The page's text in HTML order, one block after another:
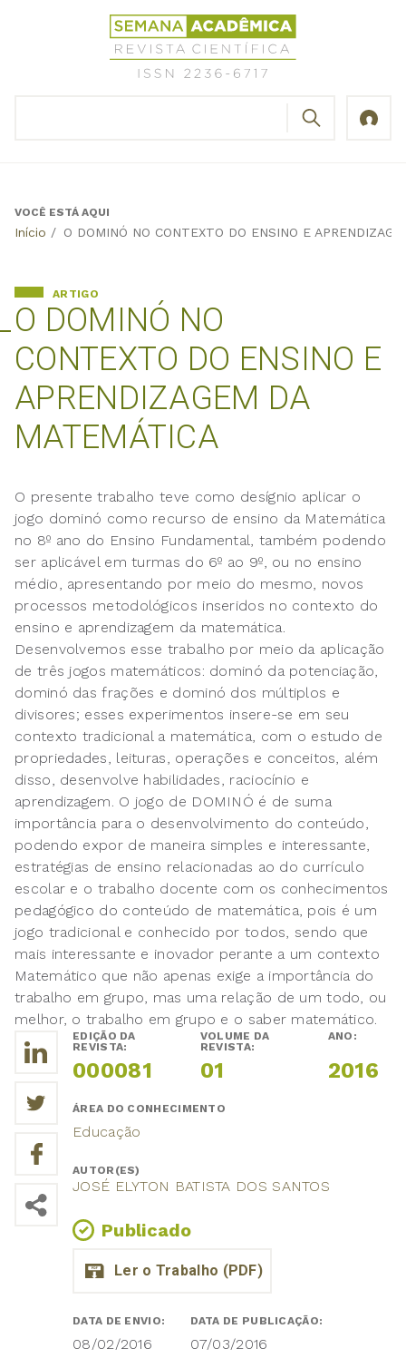
Revista
Científica
Semana
Back
VOCÊ ESTÁ AQUI
Início / O DOMINÓ NO CONTEXTO DO ENSINO E
O DOMINÓ NO
CONTEXTO DO ENSINO E
APRENDIZAGEM DA
MATEMÁTICA
ARTIGO
O presente trabalho teve como desígnio aplicar o
jogo dominó como recurso de ensino da Matemática
no 8º ano do Ensino Fundamental, também podendo
ser aplicável em turmas do 6º ao 9º, ou no ensino
médio, apresentando por meio do mesmo, novos
processos metodológicos inseridos no contexto do
ensino e aprendizagem da matemática.
Desenvolvemos esse trabalho por meio da aplicação
de três jogos matemáticos: dominó da potenciação,
dominó das frações e dominó dos múltiplos e
divisores; esses experimentos insere-se em seu
contexto tradicional a matemática, com o estudo de
propriedades, leituras, operações e conceitos, além
disso, desenvolve habilidades, raciocínio e
aprendizagem. O jogo de DOMINÓ é de suma
importância para o desenvolvimento do conteúdo,
podendo expor de maneira simples e interessante,
estratégias de ensino relacionadas ao do currículo
escolar e o trabalho docente com os conhecimentos
pedagógico do conteúdo de matemática, pois é um
jogo tradicional e conhecido por todos, sendo que
mais interessante e inovador perante a um contexto
Matemático que não apenas exige a importância do
trabalho em grupo, mas uma relação de um todo, ou
melhor, o trabalho em grupo e o saber matemático.
EDIÇÃO DA
REVISTA:
000081
VOLUME DA
REVISTA:
01
ANO:
2016
ÁREA DO CONHECIMENTO
Educação
AUTOR(ES)
JOSÉ ELYTON BATISTA DOS SANTOS
Publicado
DATA DE ENVIO:
08/02/2016
DATA DE PUBLICAÇÃO:
07/03/2016